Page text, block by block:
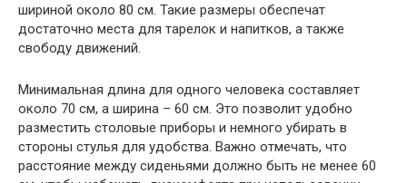
шириной около 80 см. Такие размеры обеспечат
достаточно места для тарелок и напитков, а также
свободу движений.
Минимальная длина для одного человека составляет
около 70 см, а ширина – 60 см. Это позволит удобно
разместить столовые приборы и немного убирать в
стороны стулья для удобства. Важно отмечать, что
расстояние между сиденьями должно быть не менее 60